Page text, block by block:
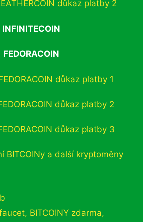
INFINITECOIN
FEDORACOIN
BITCOINy a další kryptoměny
, BITCOINY zdarma,